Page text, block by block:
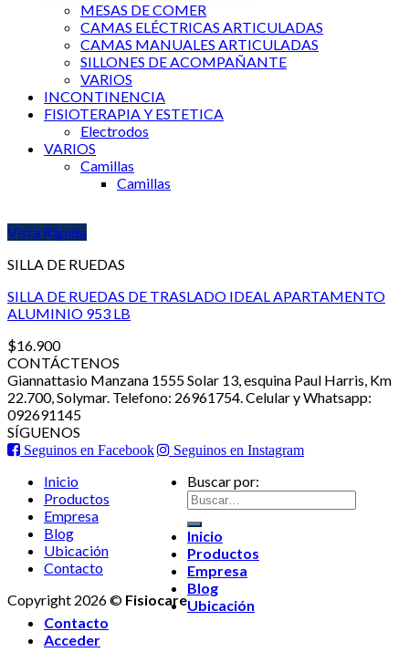
MESAS DE COMER
CAMAS ELÉCTRICAS ARTICULADAS
CAMAS MANUALES ARTICULADAS
SILLONES DE ACOMPAÑANTE
VARIOS
INCONTINENCIA
FISIOTERAPIA Y ESTETICA
Electrodos
VARIOS
Camillas
Camillas
Vista Rápida
SILLA DE RUEDAS
SILLA DE RUEDAS DE TRASLADO IDEAL APARTAMENTO
ALUMINIO 953 LB
$16.900
CONTÁCTENOS
Giannattasio Manzana 1555 Solar 13, esquina Paul Harris, Km
22.700, Solymar. Telefono: 26961754. Celular y Whatsapp:
092691145
SÍGUENOS
Seguinos en Facebook Seguinos en Instagram
Inicio
Productos
Empresa
Blog
Ubicación
Contacto
Copyright 2026 © Fisiocare
Buscar por:
Inicio
Productos
Empresa
Blog
Ubicación
Contacto
Acceder